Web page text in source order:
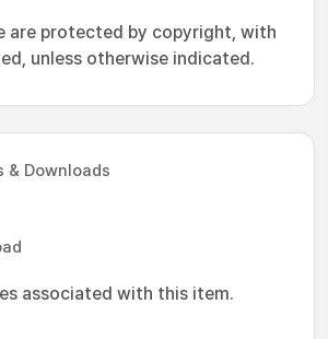
are protected by copyright, with
unless otherwise indicated.
& Downloads
associated with this item.